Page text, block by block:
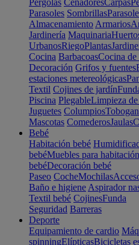
Pérgolas CenadoresCarpas
Parasoles Sombrillas
Almacenamiento Armarios
Jardinería Maquinaria
UrbanosRiegoPlantas
Cocina BarbacoasCocina
Decoración Grifos y fuentes
estaciones metereológicas
Textil Cojines de jardín
Piscina PlegableLimpieza
Juguetes Columpios
Mascotas ComederosJaulas
Bebé
Habitación bebé
bebéMuebles para
bebéDecoración bebé
Paseo CocheMochilas
Baño e higiene Aspirador
Textil bebé CojinesFunda
Seguridad Barreras
Deporte
Equipamiento de cardio
spinningElípticasBicicletas